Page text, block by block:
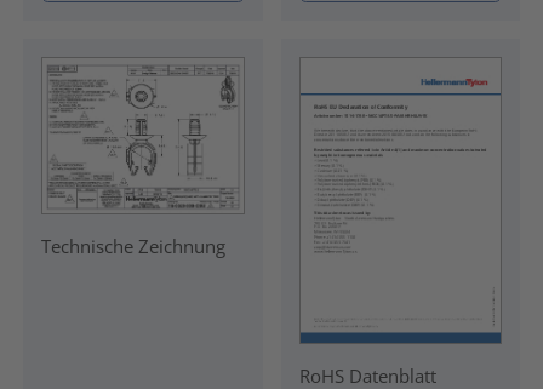
Technische Zeichnung
RoHS Datenblatt